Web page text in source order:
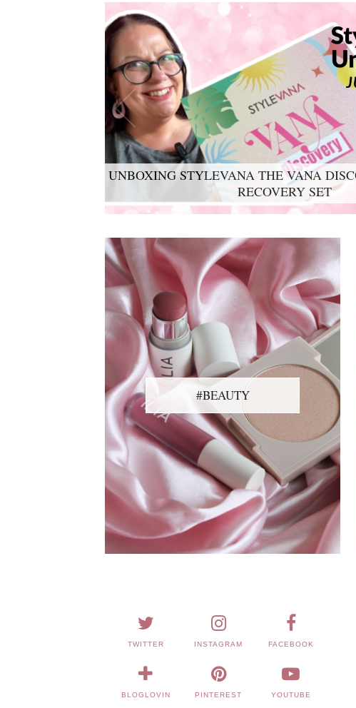
UNBOXING STYLEVANA THE VANA
RECOVERY SET
LYKO LOVABLES THE BDAY KIT
#BEAUTY
TWITTER INSTAGRAM FACEBOOK
BLOGLOVIN PINTEREST YOUTUBE